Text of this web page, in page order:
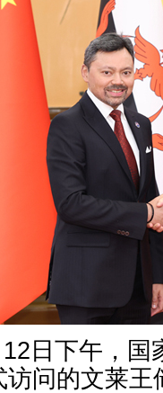
日下午，国
访问的文莱王